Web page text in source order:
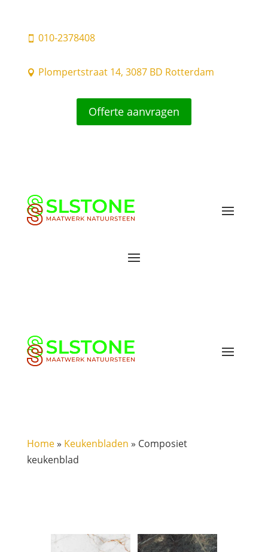
 010-2378408
 Plompertstraat 14, 3087 BD Rotterdam
Offerte aanvragen
Home» Keukenbladen » Composiet
keukenblad